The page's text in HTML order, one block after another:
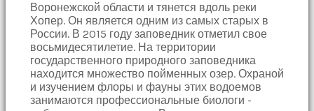
yanıyor
olduğu
tutup
Воронежской области и тянется вдоль реки
Хопер. Он является одним из самых старых в
России. В 2015 году заповедник отметил свое
восьмидесятилетие. На территории
государственного природного заповедника
находится множество пойменных озер. Охраной
и изучением флоры и фауны этих водоемов
занимаются профессиональные биологи -